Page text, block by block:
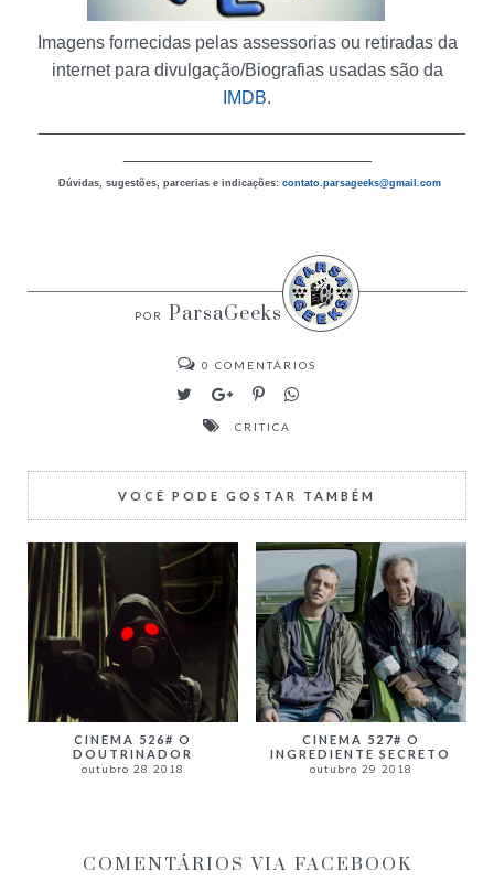
Imagens fornecidas pelas assessorias ou retiradas da
internet para divulgação/Biografias usadas são da
IMDB.
Dúvidas, sugestões, parcerias e indicações: contato.parsageeks@gmail.com
ParsaGeeks
0 COMENTÁRIOS
CRITICA
VOCÊ PODE GOSTAR TAMBÉM
CINEMA 526# O
DOUTRINADOR
outubro 28 2018
CINEMA 527# O
INGREDIENTE SECRETO
outubro 29 2018
COMENTÁRIOS VIA FACEBOOK